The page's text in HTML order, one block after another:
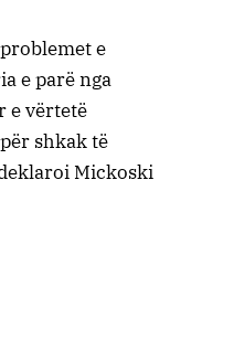
e
e parë nga
e vërtetë
shkak të
Mickoski